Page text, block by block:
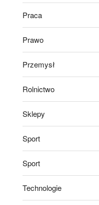
Praca
Prawo
Przemysł
Rolnictwo
Sklepy
Sport
Sport
Technologie